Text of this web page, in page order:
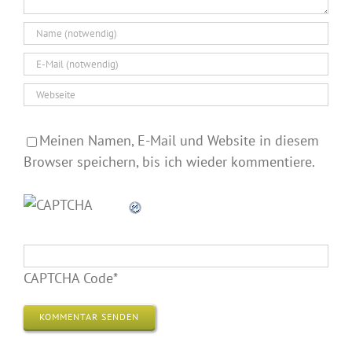
Meinen Namen, E-Mail und Website in diesem
Browser speichern, bis ich wieder kommentiere.
CAPTCHA Code*